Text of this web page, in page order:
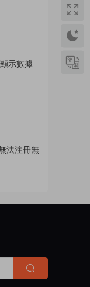
示數據
法注冊無